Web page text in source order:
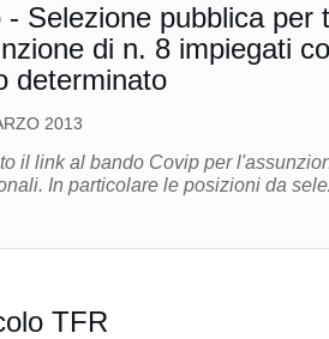
- Selezione pubblica per
di n. 8 impiegati
determinato
2013
il link al bando Covip per
le seguenti: A) 2 Attuari; B) 2
TFR